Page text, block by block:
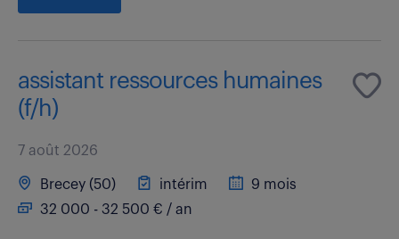
assistant ressources humaines
(f/h)
7 août 2026
Brecey (50) intérim
9 mois
32 000 - 32 500 € / an